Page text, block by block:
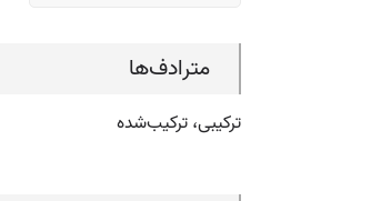
مترادف‌ها
ترکیبی، ترکیب‌شده